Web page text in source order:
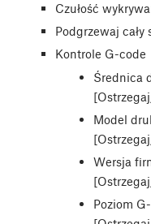
Czułość
Podgrzewaj cały
Kontrole G-code
Średnica
Model
Wersja
Poziom